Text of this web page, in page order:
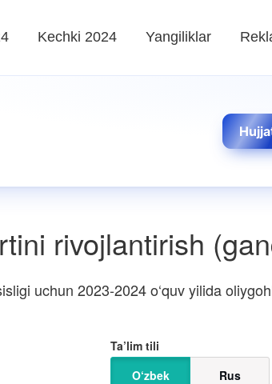
Kechki 2024 Yangiliklar
rivojlantirish
uchun 2023-2024 o‘quv yilida
Ta’lim tili
O‘zbek
Rus